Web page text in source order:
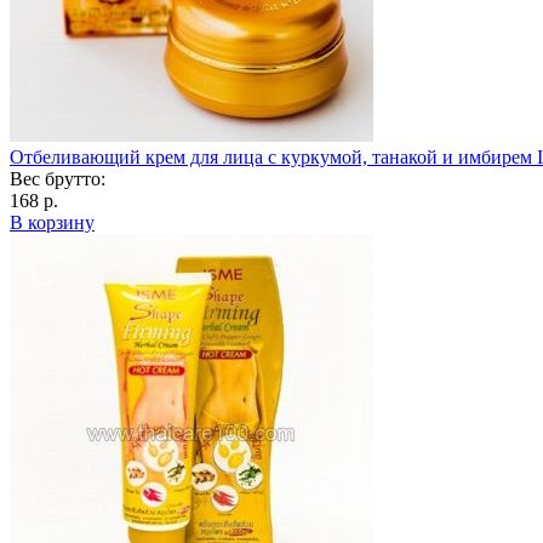
Отбеливающий крем для лица c куркумой, танакой и имбирем
Вес брутто:
168 р.
В корзину